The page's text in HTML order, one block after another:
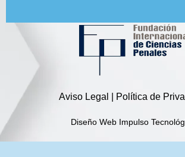
Aviso Legal | Política de
Diseño Web Impulso